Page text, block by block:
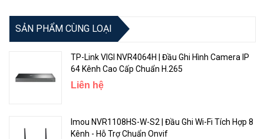
SẢN PHẨM CÙNG LOẠI
TP-Link VIGI NVR4064H | Đầu Ghi Hình Camera IP
64 Kênh Cao Cấp Chuẩn H.265
Liên hệ
Imou NVR1108HS-W-S2 | Đầu Ghi Wi-Fi Tích Hợp 8
Kênh - Hỗ Trợ Chuẩn Onvif